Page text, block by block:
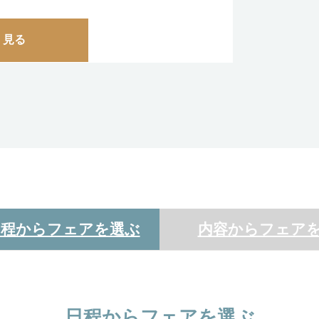
見る
からフェアを選ぶ 内容からフェア